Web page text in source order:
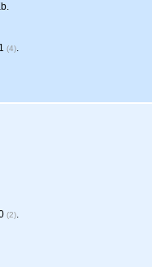
1(4).
(2).